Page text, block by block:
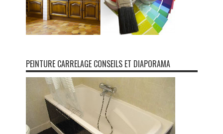
PEINTURE CARRELAGE CONSEILS ET DIAPORAMA